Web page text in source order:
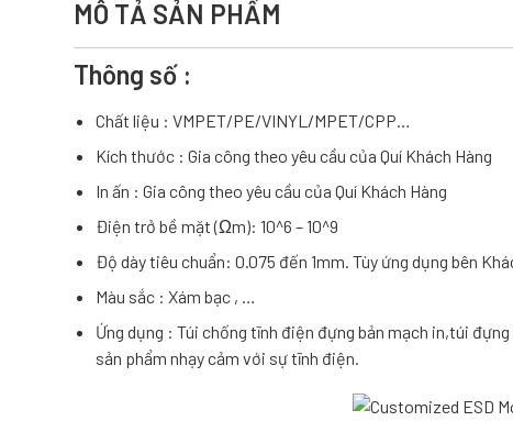
MÔ TẢ SẢN PHẨM
Thông số :
Chất liệu : VMPET/PE/VINYL/MPET/CPP…
Kích thước : Gia công theo yêu cầu của Quí Khách Hàng
In ấn : Gia công theo yêu cầu của Quí Khách Hàng
Điện trở bề mặt (Ωm): 10^6 – 10^9
Độ dày tiêu chuẩn: 0.075 đến 1mm. Tùy ứng dụng bên
Màu sắc : Xám bạc , …
Ứng dụng : Túi chống tĩnh điện đựng bản mạch in,túi
sản phẩm nhạy cảm với sự tĩnh điện.